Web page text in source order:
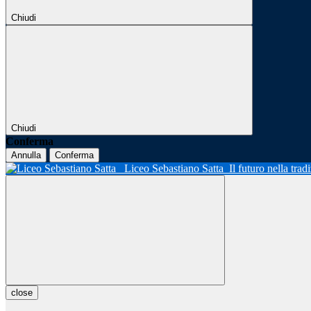
Chiudi
Chiudi
Conferma
Annulla Conferma
Liceo Sebastiano Satta Il futuro nella
close